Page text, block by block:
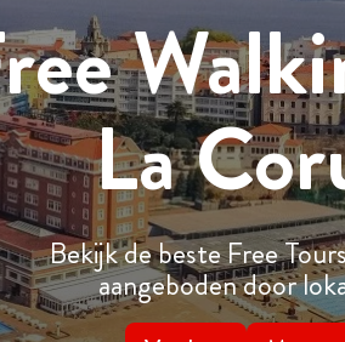
La
Bekijk de beste Free
aangeboden door